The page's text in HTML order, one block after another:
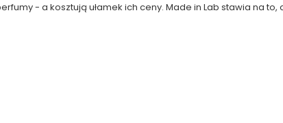
- a kosztują ułamek ich ceny. Made in Lab stawia na